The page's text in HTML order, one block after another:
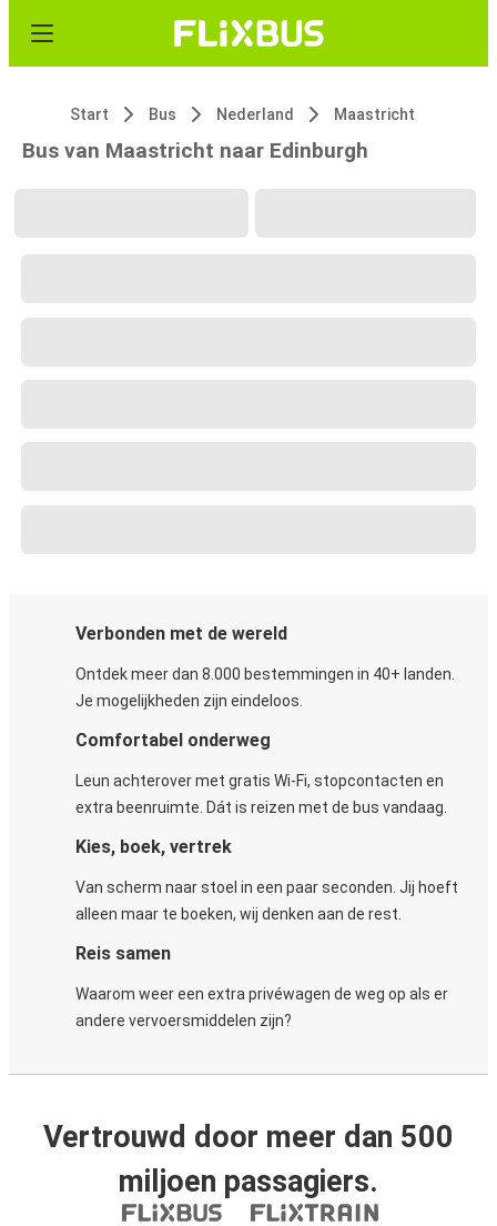
Start Bus Nederland Maastricht
Bus van Maastricht naar Edinburgh
Verbonden met de wereld
Ontdek meer dan 8.000 bestemmingen in 40+ landen.
Je mogelijkheden zijn eindeloos.
Comfortabel onderweg
Leun achterover met gratis Wi-Fi, stopcontacten en
extra beenruimte. Dát is reizen met de bus vandaag.
Kies, boek, vertrek
Van scherm naar stoel in een paar seconden. Jij hoeft
alleen maar te boeken, wij denken aan de rest.
Reis samen
Waarom weer een extra privéwagen de weg op als er
andere vervoersmiddelen zijn?
Vertrouwd door meer dan 500
miljoen passagiers.